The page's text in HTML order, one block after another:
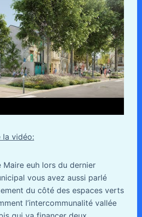
la vidéo:
Maire euh lors du dernier
vous avez aussi parlé
du côté des espaces verts
l’intercommunalité vallée